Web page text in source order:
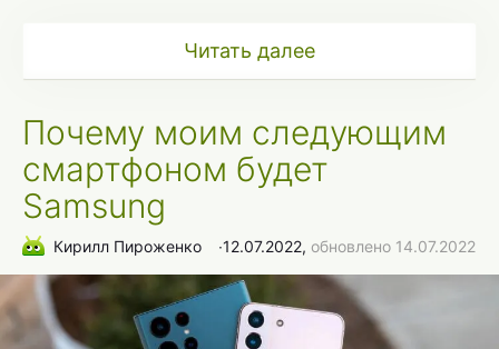
Читать далее
Почему моим следующим
смартфоном будет
Samsung
Кирилл Пироженко ∙12.07.2022, обновлено 14.07.2022